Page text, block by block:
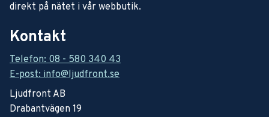
direkt på nätet i vår webbutik.
Kontakt
Telefon: 08 - 580 340 43
E-post: info@ljudfront.se
Ljudfront AB
Drabantvägen 19